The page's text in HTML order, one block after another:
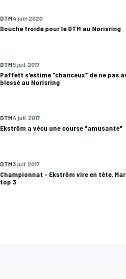
DTM4 juin 2020
Douche froide pour le DTM au Norisring
DTM5 juil. 2017
Paffett s'estime "chanceux" de ne pas
blessé au Norisring
DTM4 juil. 2017
Ekström a vécu une course "amusante"
DTM3 juil. 2017
Championnat - Ekström vire en tête,
top 3